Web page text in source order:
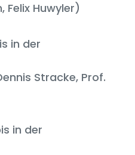
Felix Huwyler)
in der
Stracke, Prof.
in der